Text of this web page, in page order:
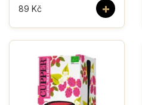
+
89 Kč